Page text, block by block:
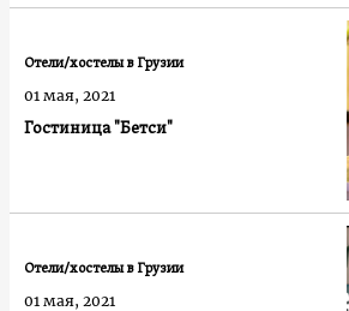
Гостиница "Бетси"
Отели/хостелы в Грузии
01 мая, 2021
Отели/хостелы в Грузии
01 мая, 2021